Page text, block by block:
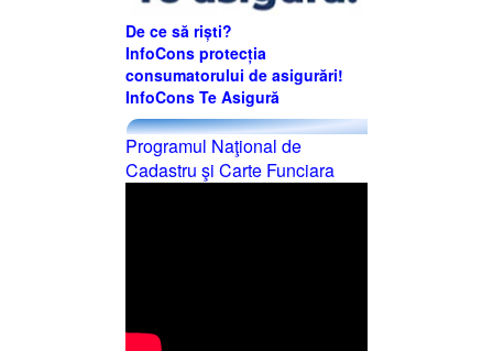
De ce să riști?
InfoCons protecția
consumatorului de asigurări!
InfoCons Te Asigură
Programul Naţional de
Cadastru şi Carte Funciara